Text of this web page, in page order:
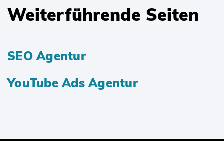
Weiterführende Seiten
SEO Agentur
YouTube Ads Agentur